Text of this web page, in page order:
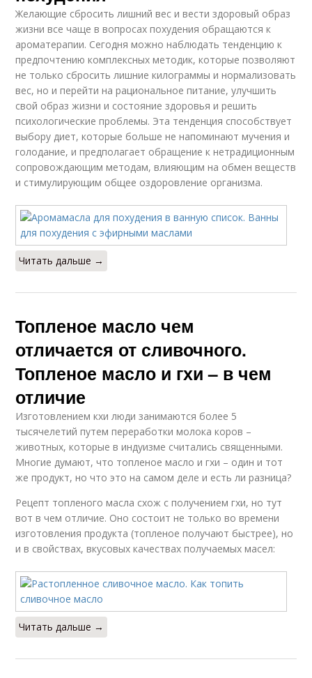
Желающие сбросить лишний вес и вести здоровый образ
жизни все чаще в вопросах похудения обращаются к
ароматерапии. Сегодня можно наблюдать тенденцию к
предпочтению комплексных методик, которые позволяют
не только сбросить лишние килограммы и нормализовать
вес, но и перейти на рациональное питание, улучшить
свой образ жизни и состояние здоровья и решить
психологические проблемы. Эта тенденция способствует
выбору диет, которые больше не напоминают мучения и
голодание, и предполагает обращение к нетрадиционным
сопровождающим методам, влияющим на обмен веществ
и стимулирующим общее оздоровление организма.
Читать дальше →
Топленое масло чем
отличается от сливочного.
Топленое масло и гхи – в чем
отличие
Изготовлением кхи люди занимаются более 5
тысячелетий путем переработки молока коров –
животных, которые в индуизме считались священными.
Многие думают, что топленое масло и гхи – один и тот
же продукт, но что это на самом деле и есть ли разница?
Рецепт топленого масла схож с получением гхи, но тут
вот в чем отличие. Оно состоит не только во времени
изготовления продукта (топленое получают быстрее), но
и в свойствах, вкусовых качествах получаемых масел:
Читать дальше →